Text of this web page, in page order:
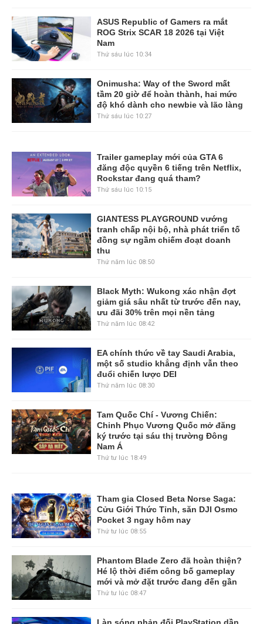
ASUS Republic of Gamers ra mắt
ROG Strix SCAR 18 2026 tại Việt
Nam
Thứ sáu lúc 10:34
Onimusha: Way of the Sword mất
tầm 20 giờ để hoàn thành, hai mức
độ khó dành cho newbie và lão làng
Thứ sáu lúc 10:27
Trailer gameplay mới của GTA 6
đăng độc quyền 6 tiếng trên Netflix,
Rockstar đang quá tham?
Thứ sáu lúc 10:15
GIANTESS PLAYGROUND vướng
tranh chấp nội bộ, nhà phát triển tố
đồng sự ngầm chiếm đoạt doanh
thu
Thứ năm lúc 08:50
Black Myth: Wukong xác nhận đợt
giảm giá sâu nhất từ trước đến nay,
ưu đãi 30% trên mọi nền tảng
Thứ năm lúc 08:42
EA chính thức về tay Saudi Arabia,
một số studio khẳng định vẫn theo
đuổi chiến lược DEI
Thứ năm lúc 08:30
Tam Quốc Chí - Vương Chiến:
Chinh Phục Vương Quốc mở đăng
ký trước tại sáu thị trường Đông
Nam Á
Thứ tư lúc 18:49
Tham gia Closed Beta Norse Saga:
Cửu Giới Thức Tỉnh, săn DJI Osmo
Pocket 3 ngay hôm nay
Thứ tư lúc 08:55
Phantom Blade Zero đã hoàn thiện?
Hé lộ thời điểm công bố gameplay
mới và mở đặt trước đang đến gần
Thứ tư lúc 08:47
Làn sóng phản đối PlayStation dần